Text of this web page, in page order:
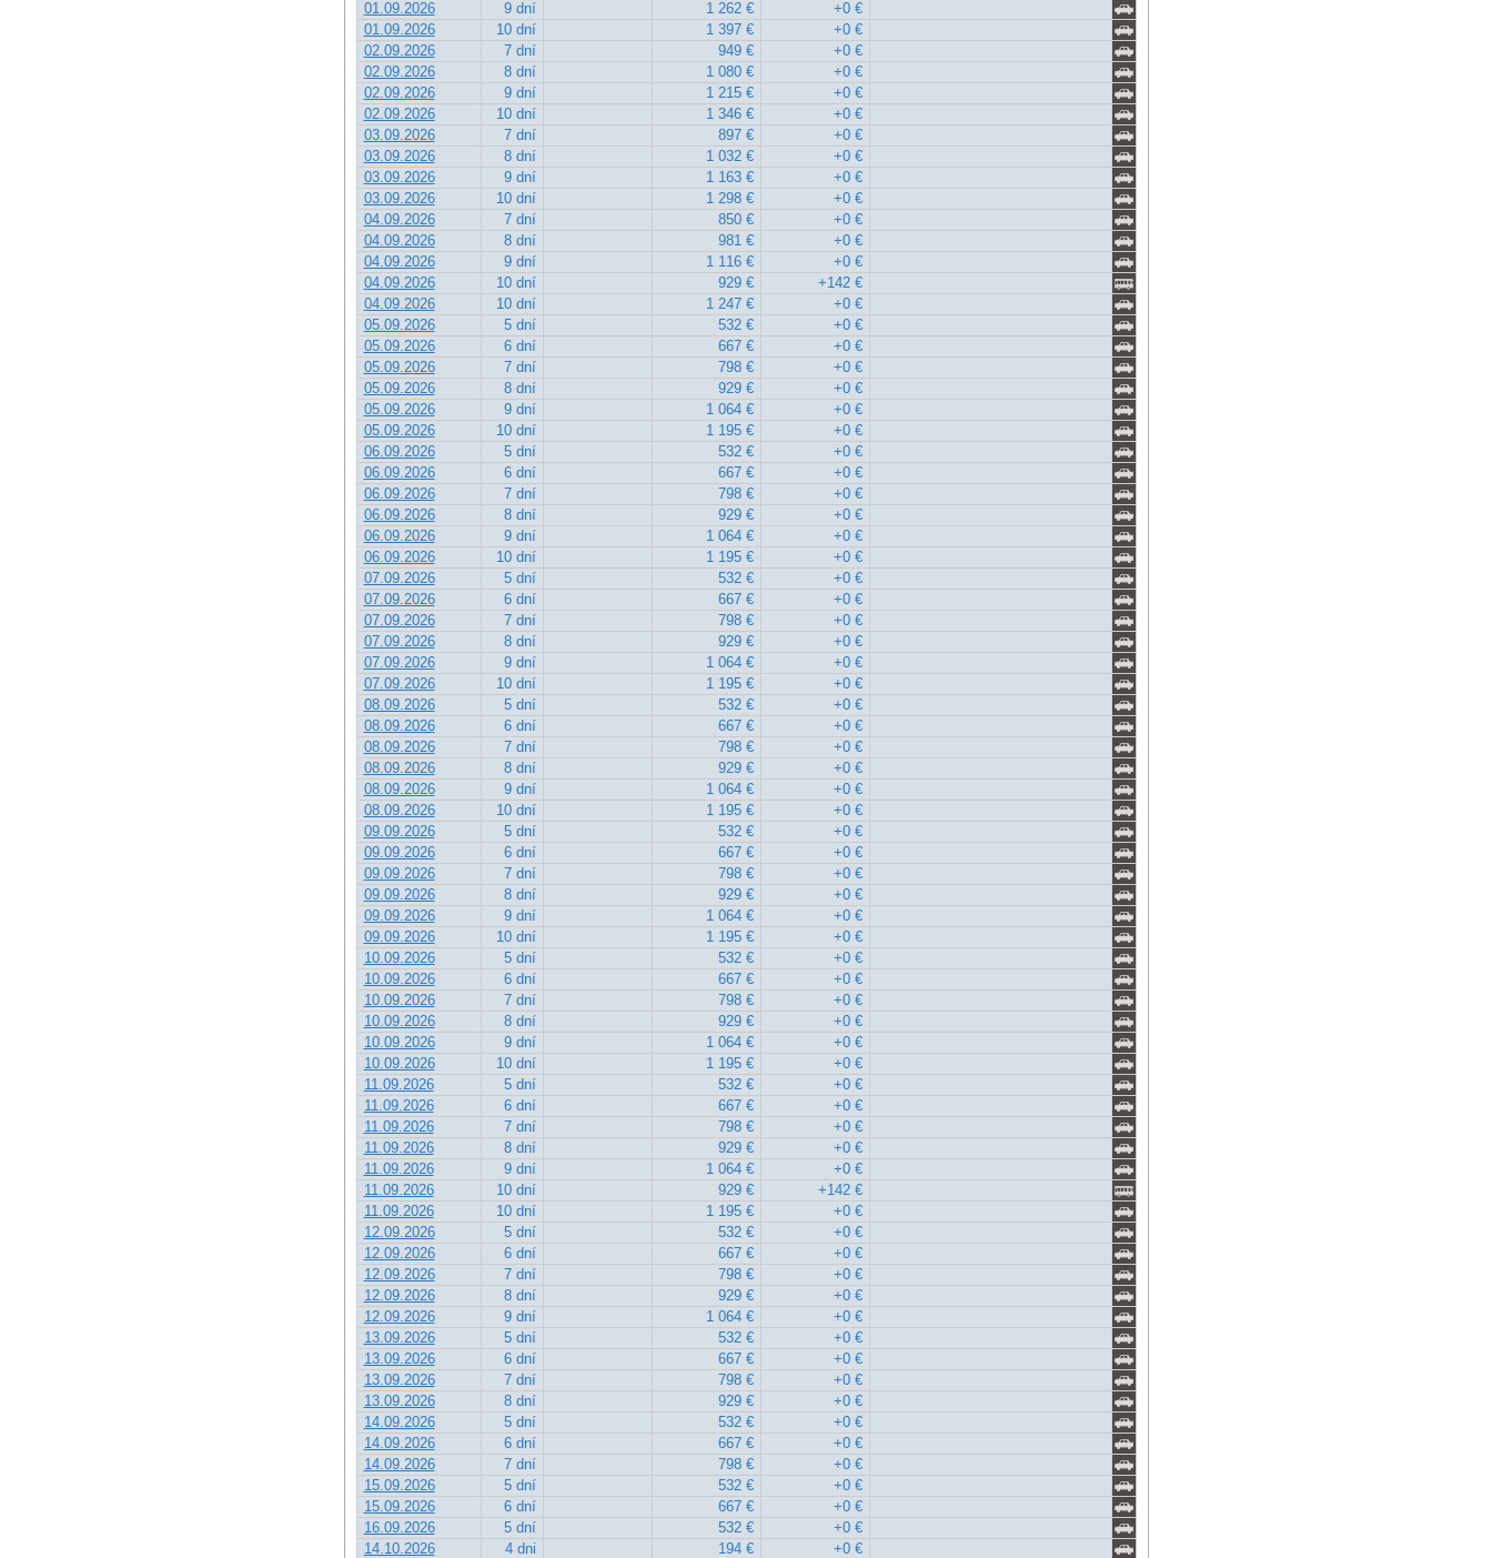
01.09.2026
9 dní 1 262 €
+0 €
01.09.2026
10 dní 1 397 €
+0 €
02.09.2026
7 dní 949 €
+0 €
02.09.2026
8 dní 1 080 €
+0 €
02.09.2026
9 dní 1 215 €
+0 €
02.09.2026
10 dní 1 346 €
+0 €
03.09.2026
7 dní 897 €
+0 €
03.09.2026
8 dní 1 032 €
+0 €
03.09.2026
9 dní 1 163 €
+0 €
03.09.2026
10 dní 1 298 €
+0 €
04.09.2026
7 dní 850 €
+0 €
04.09.2026
8 dní 981 €
+0 €
04.09.2026
9 dní 1 116 €
+0 €
04.09.2026
10 dní 929 €
+142 €
04.09.2026
10 dní 1 247 €
+0 €
05.09.2026
5 dní 532 €
+0 €
05.09.2026
6 dní 667 €
+0 €
05.09.2026
7 dní 798 €
+0 €
05.09.2026
8 dní 929 €
+0 €
05.09.2026
9 dní 1 064 €
+0 €
05.09.2026
10 dní 1 195 €
+0 €
06.09.2026
5 dní 532 €
+0 €
06.09.2026
6 dní 667 €
+0 €
06.09.2026
7 dní 798 €
+0 €
06.09.2026
8 dní 929 €
+0 €
06.09.2026
9 dní 1 064 €
+0 €
06.09.2026
10 dní 1 195 €
+0 €
07.09.2026
5 dní 532 €
+0 €
07.09.2026
6 dní 667 €
+0 €
07.09.2026
7 dní 798 €
+0 €
07.09.2026
8 dní 929 €
+0 €
07.09.2026
9 dní 1 064 €
+0 €
07.09.2026
10 dní 1 195 €
+0 €
08.09.2026
5 dní 532 €
+0 €
08.09.2026
6 dní 667 €
+0 €
08.09.2026
7 dní 798 €
+0 €
08.09.2026
8 dní 929 €
+0 €
08.09.2026
9 dní 1 064 €
+0 €
08.09.2026
10 dní 1 195 €
+0 €
09.09.2026
5 dní 532 €
+0 €
09.09.2026
6 dní 667 €
+0 €
09.09.2026
7 dní 798 €
+0 €
09.09.2026
8 dní 929 €
+0 €
09.09.2026
9 dní 1 064 €
+0 €
09.09.2026
10 dní 1 195 €
+0 €
10.09.2026
5 dní 532 €
+0 €
10.09.2026
6 dní 667 €
+0 €
10.09.2026
7 dní 798 €
+0 €
10.09.2026
8 dní 929 €
+0 €
10.09.2026
9 dní 1 064 €
+0 €
10.09.2026
10 dní 1 195 €
+0 €
11.09.2026
5 dní 532 €
+0 €
11.09.2026
6 dní 667 €
+0 €
11.09.2026
7 dní 798 €
+0 €
11.09.2026
8 dní 929 €
+0 €
11.09.2026
9 dní 1 064 €
+0 €
11.09.2026
10 dní 929 €
+142 €
11.09.2026
10 dní 1 195 €
+0 €
12.09.2026
5 dní 532 €
+0 €
12.09.2026
6 dní 667 €
+0 €
12.09.2026
7 dní 798 €
+0 €
12.09.2026
8 dní 929 €
+0 €
12.09.2026
9 dní 1 064 €
+0 €
13.09.2026
5 dní 532 €
+0 €
13.09.2026
6 dní 667 €
+0 €
13.09.2026
7 dní 798 €
+0 €
13.09.2026
8 dní 929 €
+0 €
14.09.2026
5 dní 532 €
+0 €
14.09.2026
6 dní 667 €
+0 €
14.09.2026
7 dní 798 €
+0 €
15.09.2026
5 dní 532 €
+0 €
15.09.2026
6 dní 667 €
+0 €
16.09.2026
5 dní 532 €
+0 €
14.10.2026
4 dni 194 € +0 €